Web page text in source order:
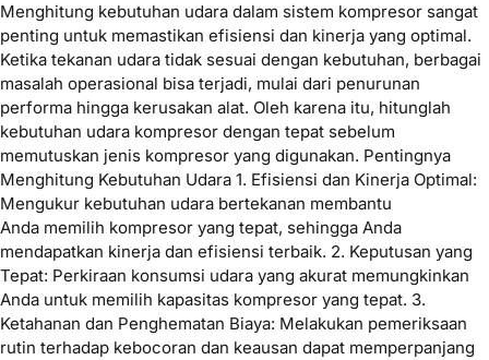
Menghitung kebutuhan udara dalam sistem kompresor sangat
penting untuk memastikan efisiensi dan kinerja yang optimal.
Ketika tekanan udara tidak sesuai dengan kebutuhan, berbagai
masalah operasional bisa terjadi, mulai dari penurunan
performa hingga kerusakan alat. Oleh karena itu, hitunglah
kebutuhan udara kompresor dengan tepat sebelum
memutuskan jenis kompresor yang digunakan. Pentingnya
Menghitung Kebutuhan Udara 1. Efisiensi dan Kinerja Optimal:
Mengukur kebutuhan udara bertekanan membantu
Anda memilih kompresor yang tepat, sehingga Anda
mendapatkan kinerja dan efisiensi terbaik. 2. Keputusan yang
Tepat: Perkiraan konsumsi udara yang akurat memungkinkan
Anda untuk memilih kapasitas kompresor yang tepat. 3.
Ketahanan dan Penghematan Biaya: Melakukan pemeriksaan
rutin terhadap kebocoran dan keausan dapat memperpanjang